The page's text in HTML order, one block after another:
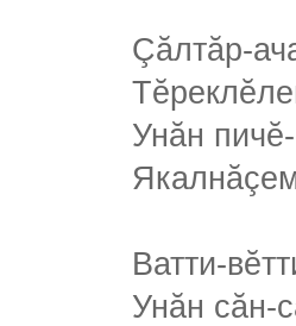
Çăлтăр-
Унăн
Ватти-
Унăн сăн-